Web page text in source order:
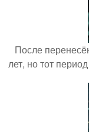
После
лет, но тот